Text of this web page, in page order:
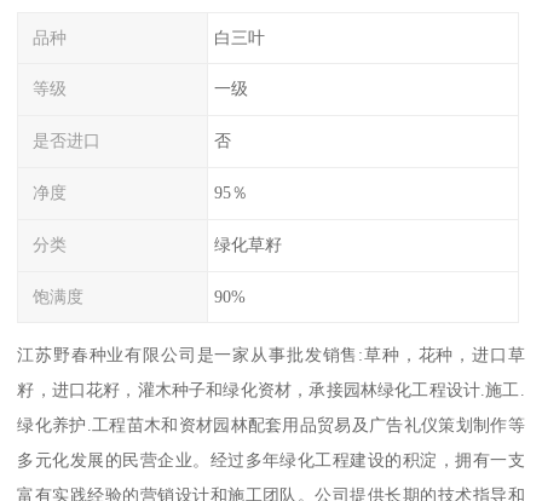
品种 白三叶
等级 一级
是否进口 否
净度 95％
分类 绿化草籽
饱满度 90%
江苏野春种业有限公司是一家从事批发销售:草种，花种，进口草
籽，进口花籽，灌木种子和绿化资材，承接园林绿化工程设计.施工.
绿化养护.工程苗木和资材园林配套用品贸易及广告礼仪策划制作等
多元化发展的民营企业。经过多年绿化工程建设的积淀，拥有一支
富有实践经验的营销设计和施工团队。公司提供长期的技术指导和